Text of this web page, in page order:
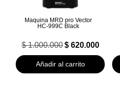
Maquina MRD pro Vector
HC‑999C Black
$1.000.000 El
precio
original
era:
$620.000El
actual
es:
$ 620.000.
Añadir al carrito